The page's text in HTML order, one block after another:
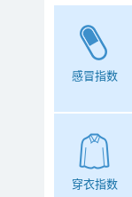
感冒指数
穿衣指数